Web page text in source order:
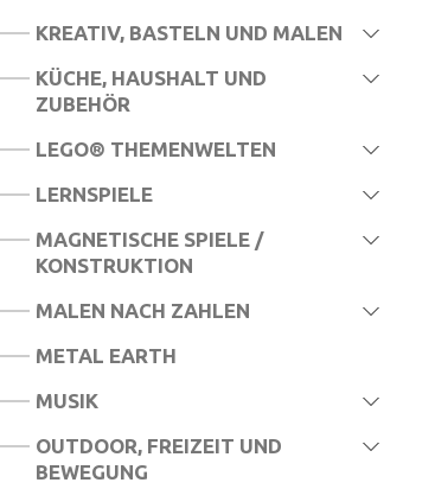
KREATIV, BASTELN UND MALEN
KÜCHE, HAUSHALT UND
ZUBEHÖR
LEGO® THEMENWELTEN
LERNSPIELE
MAGNETISCHE SPIELE /
KONSTRUKTION
MALEN NACH ZAHLEN
METAL EARTH
MUSIK
OUTDOOR, FREIZEIT UND
BEWEGUNG